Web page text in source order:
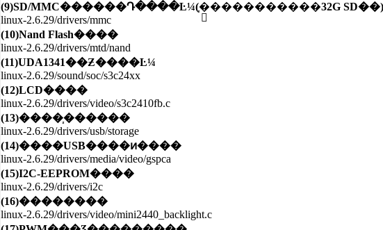
(9)SD/MMC������Դ����Ŀ¼(֧�ָ����������32G SD��)
linux-2.6.29/drivers/mmc
(10)Nand Flash����
linux-2.6.29/drivers/mtd/nand
(11)UDA1341��Ƶ����Ŀ¼
linux-2.6.29/sound/soc/s3c24xx
(12)LCD����
linux-2.6.29/drivers/video/s3c2410fb.c
(13)����֧������
linux-2.6.29/drivers/usb/storage
(14)����USB����ͷ����
linux-2.6.29/drivers/media/video/gspca
(15)I2C-EEPROM����
linux-2.6.29/drivers/i2c
(16)��������
linux-2.6.29/drivers/video/mini2440_backlight.c